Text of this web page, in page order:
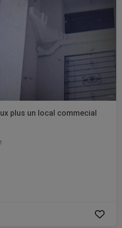
plus un local commecial